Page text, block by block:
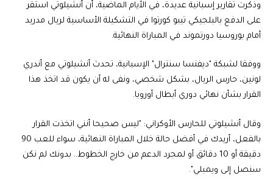
وذكرت تقارير إسبانية عديدة، في الأيام الماضية، أن أنشيلوتي استقر
على الدفع بالبلجيكي تيبو كورتوا في التشكيلة الأساسية لريال مدريد
أمام بوروسيا دورتموند في المباراة النهائية.
ووفقا لشبكة "ديفنسا سنترال" الإسبانية، تحدث أنشيلوتي مع أندري
لونين، حارس الريال، بشكل شخصي، ونفى له أن يكون قد اتخذ هذا
القرار بشأن نهائي دوري أبطال أوروبا.
وقال أنشيلوتي للحارس الأوكراني: "ليس صحيحا أنني اتخذت القرار
بالفعل، أريدك في أفضل حالة خلال المباراة النهائية، سواء للعب 90
دقيقة أو 10 دقائق أو لمجرد الدعم من خارج الخطوط.. بدونك لم نكن
سنصل إلى ويمبلي".